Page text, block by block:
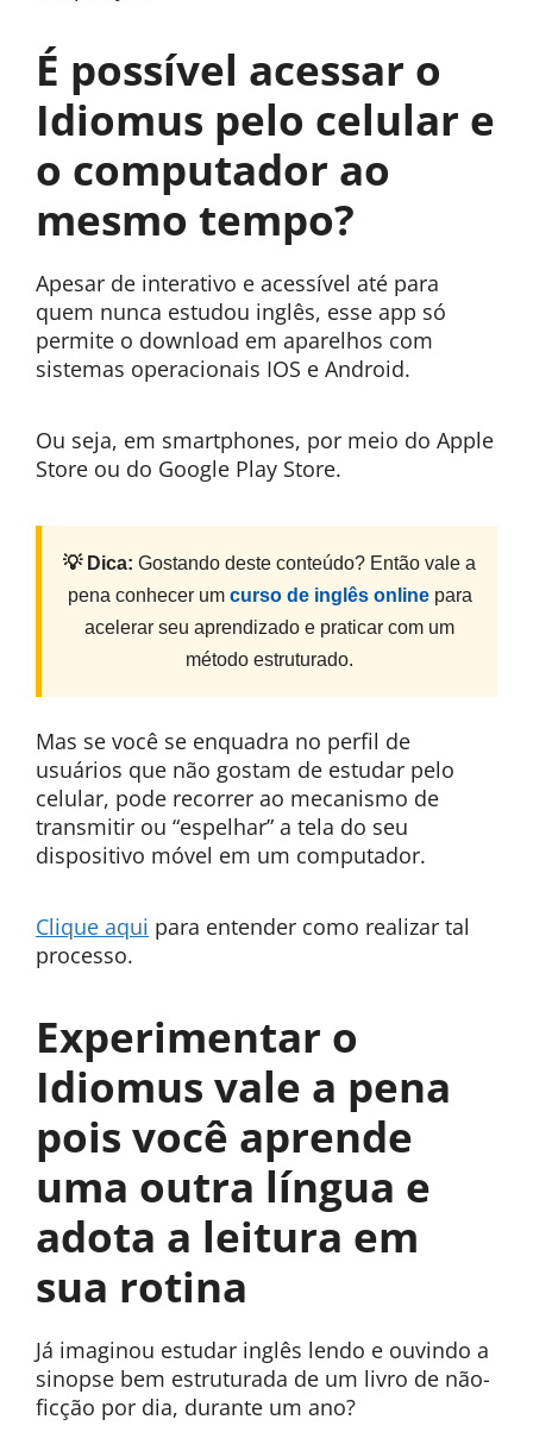
É possível acessar o
Idiomus pelo celular e
o computador ao
mesmo tempo?
Apesar de interativo e acessível até para
quem nunca estudou inglês, esse app só
permite o download em aparelhos com
sistemas operacionais IOS e Android.
Ou seja, em smartphones, por meio do Apple
Store ou do Google Play Store.
💡 Dica: Gostando deste conteúdo? Então vale a
pena conhecer um curso de inglês onlinepara
acelerar seu aprendizado e praticar com um
método estruturado.
Mas se você se enquadra no perfil de
usuários que não gostam de estudar pelo
celular, pode recorrer ao mecanismo de
transmitir ou “espelhar” a tela do seu
dispositivo móvel em um computador.
Clique aqui para entender como realizar tal
processo.
Experimentar o
Idiomus vale a pena
pois você aprende
uma outra língua e
adota a leitura em
sua rotina
Já imaginou estudar inglês lendo e ouvindo a
sinopse bem estruturada de um livro de não-
ficção por dia, durante um ano?